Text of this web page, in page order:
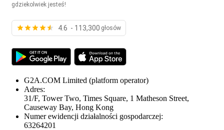
gdziekolwiek jesteś!
4.6 - 113,300 głosów
G2A.COM Limited (platform operator)
Adres:
31/F, Tower Two, Times Square, 1 Matheson Street,
Causeway Bay, Hong Kong
Numer ewidencji działalności gospodarczej:
63264201